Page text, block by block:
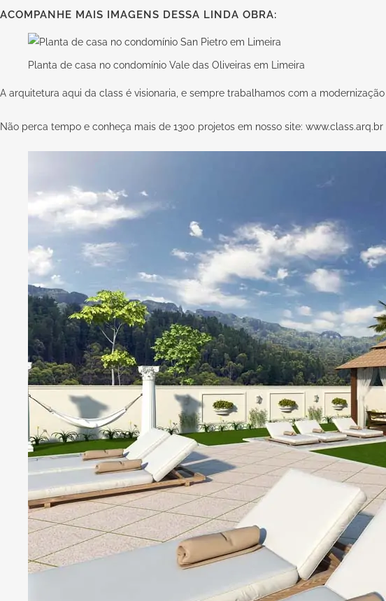
ACOMPANHE MAIS IMAGENS DESSA LINDA OBRA:
Planta de casa no condomínio Vale das Oliveiras em Limeira
A arquitetura aqui da class é visionaria, e sempre trabalhamos com a
Não perca tempo e conheça mais de 1300 projetos em nosso site: www.class.arq.br